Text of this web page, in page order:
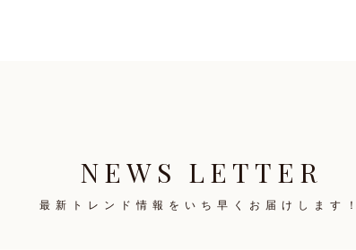
NEWS LETTER
最新トレンド情報を いち早くお届けします！